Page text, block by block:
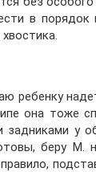
в порядок
ребенку
она тоже
задниками у
беру М.